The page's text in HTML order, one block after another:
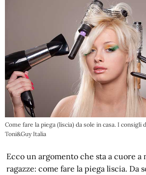
Come fare la piega (liscia) da sole in casa. I consigli
Toni&Guy Italia
Ecco un argomento che sta a cuore a
ragazze: come fare la piega liscia. Da